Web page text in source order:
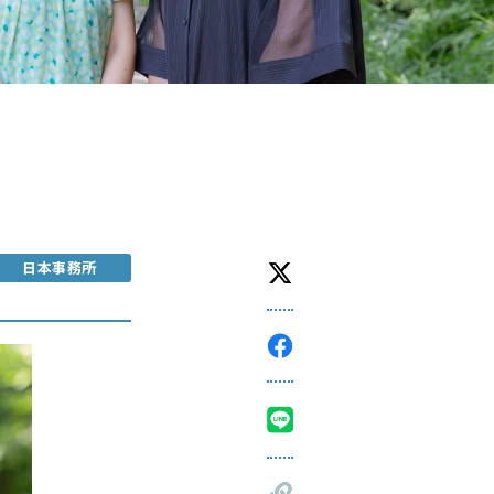
日本事務所